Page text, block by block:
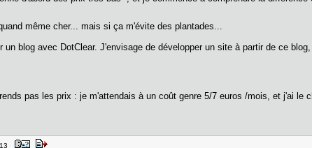
même cher... mais si ça m'évite des plantades...
un blog avec DotClear. J'envisage de développer un site à partir de ce
pas les prix : je m'attendais à un coût genre 5/7 euros /mois, et j'ai